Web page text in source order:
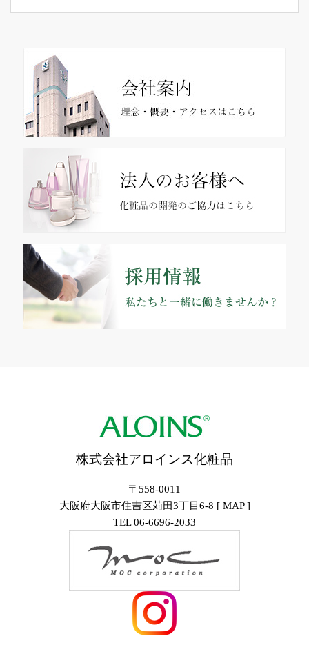
株式会社アロインス化粧品
〒558-0011
大阪府大阪市住吉区苅田3丁目6-8 [ MAP]
TEL06-6696-2033